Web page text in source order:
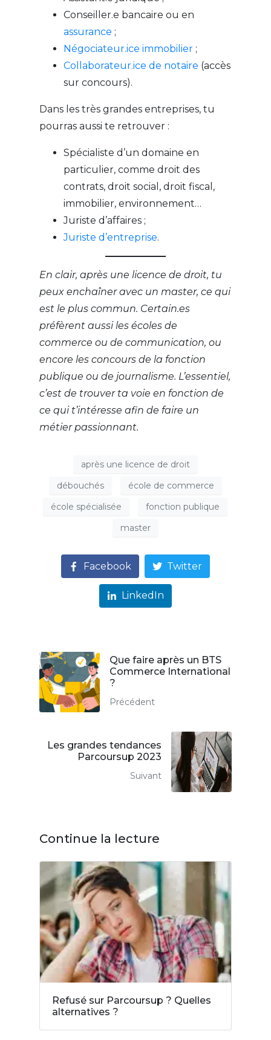
Conseiller.e bancaire ou en
assurance ;
Négociateur.ice immobilier;
Collaborateur.ice de notaire (accès
sur concours).
Dans les très grandes entreprises, tu
pourras aussi te retrouver :
Spécialiste d’un domaine en
particulier, comme droit des
contrats, droit social, droit fiscal,
immobilier, environnement…
Juriste d’affaires ;
Juriste d’entreprise.
En clair, après une licence de droit, tu
peux enchaîner avec un master, ce qui
est le plus commun. Certain.es
préfèrent aussi les écoles de
commerce ou de communication, ou
encore les concours de la fonction
publique ou de journalisme. L’essentiel,
c’est de trouver ta voie en fonction de
ce qui t’intéresse afin de faire un
métier passionnant.
après une licence de droit
débouchés
école de commerce
école spécialisée
fonction publique
master
Facebook Twitter
LinkedIn
Que faire après un BTS
Commerce International
?
Précédent
Les grandes tendances
Parcoursup 2023
Suivant
Continue la lecture
Refusé sur Parcoursup ? Quelles
alternatives ?